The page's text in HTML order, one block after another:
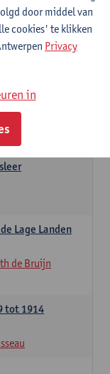
Lage Landen
de Bruijn
tot 1914
door middel van
cookies' te klikken
Privacy
in